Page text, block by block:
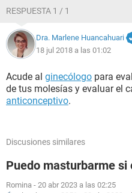
RESPUESTA 1 / 1
Dra. Marlene Huancahuari
18 jul 2018 a las 01:02
Acude al ginecólogo para
de tus molesías y evaluar el
anticonceptivo.
Discusiones similares
Puedo masturbarme
Romina - 20 abr 2023 a las 02:25